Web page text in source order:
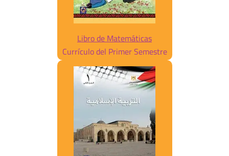
Libro de Matemáticas
Currículo del Primer Semestre